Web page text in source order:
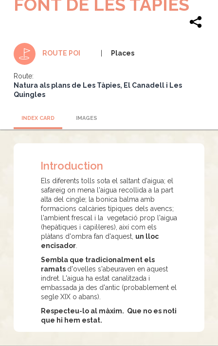
FONT DE LES TÀPIES
ROUTE POI Places
Route:
Natura als plans de Les Tàpies, El Canadell i Les
Quingles
INDEX CARD IMAGES
Introduction
Els diferents tolls sota el saltant d'aigua; el
safareig on mena l'aigua recollida a la part
alta del cingle; la bonica balma amb
formacions calcàries típiques dels avencs;
l'ambient frescal i la vegetació prop l'aigua
(hepàtiques i capil·leres), així com els
plàtans d'ombra fan d'aquest, un lloc
encisador
Sembla que tradicionalment els
ramats d'ovelles s'abeuraven en aquest
indret. L'aigua ha estat canalitzada i
embassada ja des d'antic (probablement el
segle XIX o abans).
Respecteu-lo al màxim. Que no es noti
que hi hem estat.